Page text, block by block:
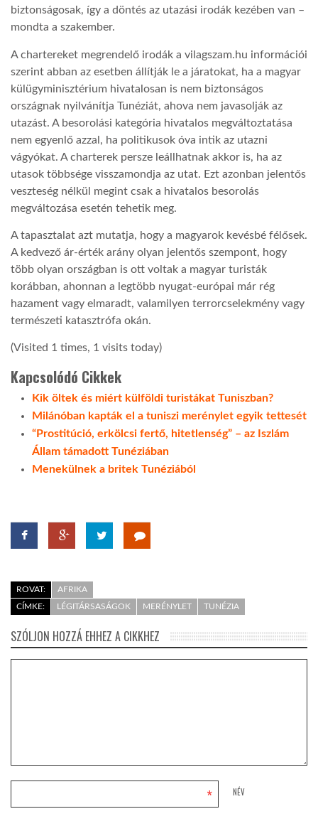
LINKTR.EE
GLOBOZSARU
DOBRAVERO.HU
GLOBOBOOK
biztonságosak, így a döntés az utazási irodák kezében van –
mondta a szakember.
A chartereket megrendelő irodák a vilagszam.hu információi
szerint abban az esetben állítják le a járatokat, ha a magyar
külügyminisztérium hivatalosan is nem biztonságos
országnak nyilvánítja Tunéziát, ahova nem javasolják az
utazást. A besorolási kategória hivatalos megváltoztatása
nem egyenlő azzal, ha politikusok óva intik az utazni
vágyókat. A charterek persze leállhatnak akkor is, ha az
utasok többsége visszamondja az utat. Ezt azonban jelentős
veszteség nélkül megint csak a hivatalos besorolás
megváltozása esetén tehetik meg.
A tapasztalat azt mutatja, hogy a magyarok kevésbé félősek.
A kedvező ár-érték arány olyan jelentős szempont, hogy
több olyan országban is ott voltak a magyar turisták
korábban, ahonnan a legtöbb nyugat-európai már rég
hazament vagy elmaradt, valamilyen terrorcselekmény vagy
természeti katasztrófa okán.
(Visited 1 times, 1 visits today)
Kapcsolódó Cikkek
Kik öltek és miért külföldi turistákat Tuniszban?
Milánóban kapták el a tuniszi merénylet egyik tettesét
“Prostitúció, erkölcsi fertő, hitetlenség” – az Iszlám
Állam támadott Tunéziában
Menekülnek a britek Tunéziából
ROVAT:
AFRIKA
CÍMKE:
LÉGITÁRSASÁGOK MERÉNYLET TUNÉZIA
SZÓLJON HOZZÁ EHHEZ A CIKKHEZ
NÉV
*